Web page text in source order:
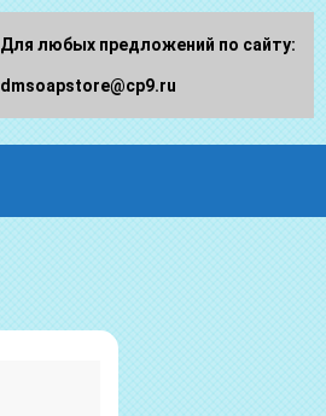
Для любых предложений по сайту:
dmsoapstore@cp9.ru